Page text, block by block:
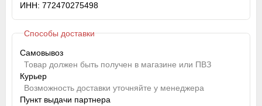
ИНН: 772470275498
Способы доставки
Самовывоз
Товар должен быть получен в магазине или ПВЗ
Курьер
Возможность доставки уточняйте у менеджера
Пункт выдачи партнера